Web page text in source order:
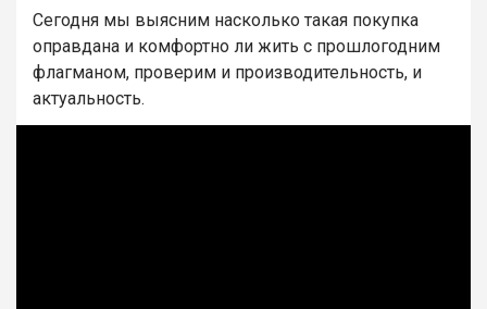
Сегодня мы выясним насколько такая покупка
оправдана и комфортно ли жить с прошлогодним
флагманом, проверим и производительность, и
актуальность.